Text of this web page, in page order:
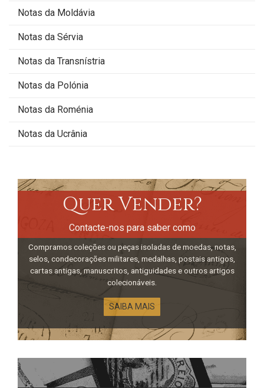
Notas da Moldávia
Notas da Sérvia
Notas da Transnístria
Notas da Polónia
Notas da Roménia
Notas da Ucrânia
Quer Vender?
Contacte-nos para saber como
Compramos coleções ou peças isoladas de moedas, notas,
selos, condecorações militares, medalhas, postais antigos,
cartas antigas, manuscritos, antiguidades e outros artigos
colecionáveis.
SAIBA MAIS